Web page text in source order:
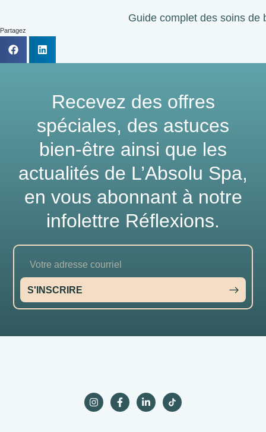
Guide complet des soins de
Partagez
Recevez des offres
spéciales, des astuces
bien-être ainsi que les
actualités de L’Absolu Spa,
en vous abonnant à notre
infolettre Réflexions.
S'INSCRIRE